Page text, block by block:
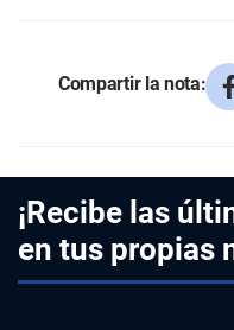
Compartir la nota:
¡Recibe las
en tus propias